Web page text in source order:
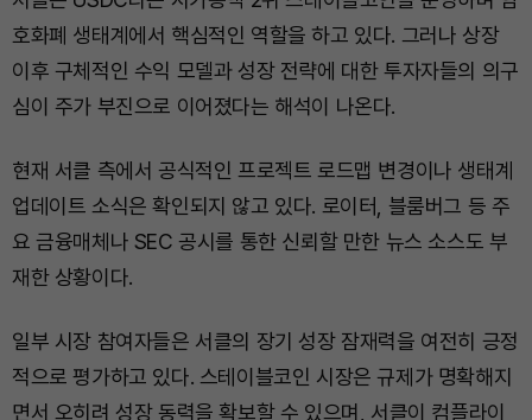
호화폐 생태계에서 핵심적인 역할을 하고 있다. 그러나 상장
이후 구체적인 수익 모델과 성장 전략에 대한 투자자들의 의구
심이 주가 부진으로 이어졌다는 해석이 나온다.
현재 서클 측에서 공식적인 프로젝트 로드맵 변경이나 생태계
업데이트 소식은 확인되지 않고 있다. 로이터, 블룸버그 등 주
요 금융매체나 SEC 공시를 통한 신뢰할 만한 뉴스 소스도 부
재한 상황이다.
일부 시장 참여자들은 서클의 장기 성장 잠재력을 여전히 긍정
적으로 평가하고 있다. 스테이블코인 시장은 규제가 명확해지
면서 오히려 성장 동력을 확보할 수 있으며, 서클이 컴플라이